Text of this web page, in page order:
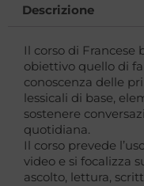
Descrizione
Il corso di Francese
obiettivo quello di
conoscenza delle
lessicali di base,
sostenere
quotidiana.
Il corso prevede
video e si focalizza
ascolto, lettura,